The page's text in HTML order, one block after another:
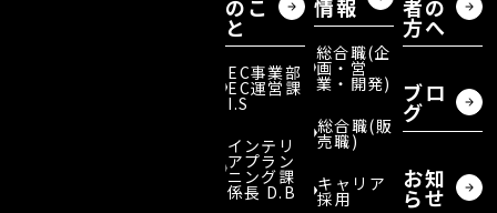
のこ
と
EC事業部
EC運営課
I.S
インテリ
アプラン
ニング課
係長 D.B
情報
総合職(企
画・営
業・開発)
総合職(販
売職)
キャリア
採用
者の
方へ
ブロ
グ
お知
らせ